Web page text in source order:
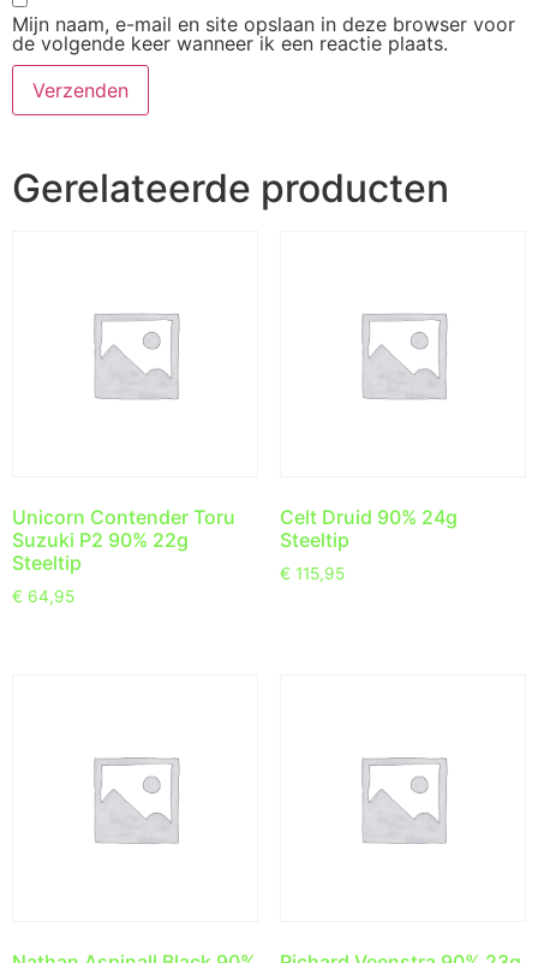
Mijn naam, e-mail en site opslaan in deze browser voor
de volgende keer wanneer ik een reactie plaats.
Gerelateerde producten
Unicorn Contender Toru
Suzuki P2 90% 22g
Steeltip
€ 64,95
Celt Druid 90% 24g
Steeltip
€ 115,95